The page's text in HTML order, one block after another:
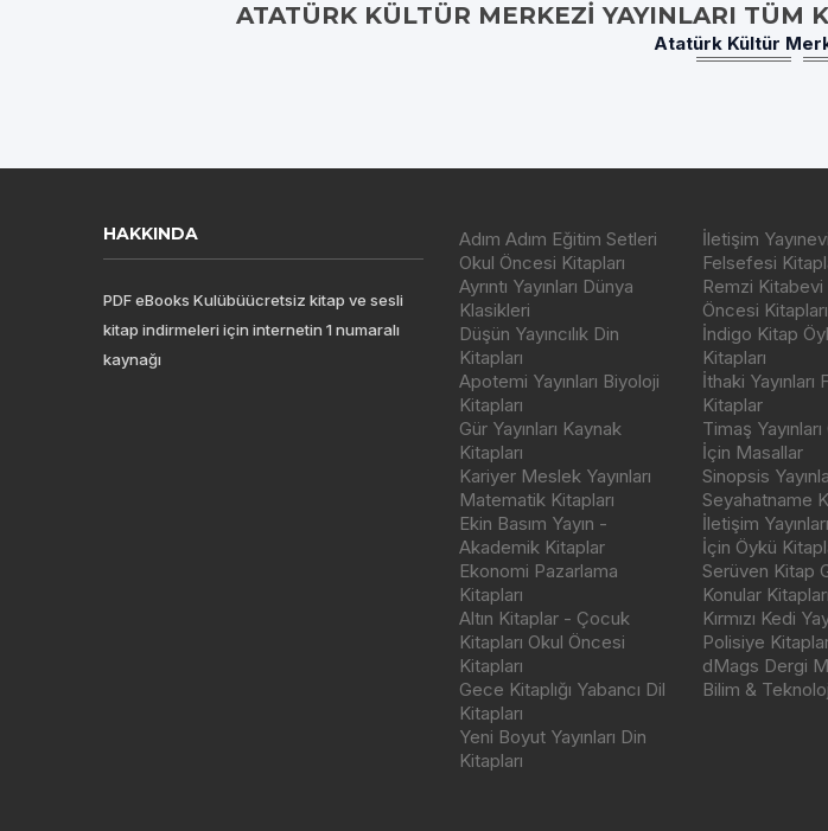
ATATÜRK KÜLTÜR MERKEZI YAYINLARI TÜM
Atatürk Kültür
HAKKINDA
PDF eBooks Kulübüücretsiz kitap ve sesli
kitap indirmeleri için internetin 1 numaralı
kaynağı
Adım Adım Eğitim Setleri
Okul Öncesi Kitapları
Ayrıntı Yayınları Dünya
Klasikleri
Düşün Yayıncılık Din
Kitapları
Apotemi Yayınları Biyoloji
Kitapları
Gür Yayınları Kaynak
Kitapları
Kariyer Meslek Yayınları
Matematik Kitapları
Ekin Basım Yayın -
Akademik Kitaplar
Ekonomi Pazarlama
Kitapları
Altın Kitaplar - Çocuk
Kitapları Okul Öncesi
Kitapları
Gece Kitaplığı Yabancı Dil
Kitapları
Yeni Boyut Yayınları Din
Kitapları
İletişim
Felsefesi
Remzi Kitabevi
Öncesi Kitapları
İndigo Kitap
Kitapları
İthaki Yayınları
Kitaplar
Timaş
İçin Masallar
Sinopsis
Seyahatname
İletişim
İçin Öykü
Serüven Kitap
Konular Kitapları
Kırmızı Kedi
Polisiye
dMags Dergi
Bilim &